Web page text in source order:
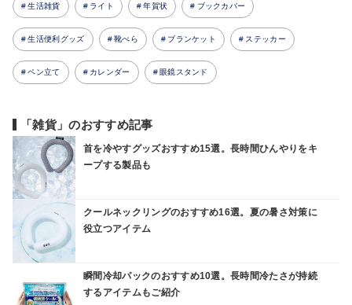
生活雑貨 ライト 年賀状 ブックカバー
生活便利グッズ 靴べら ブランケット ステッカー
ペン立て カレンダー 眼鏡スタンド
「雑貨」のおすすめ記事
首を冷やすグッズおすすめ15選。長時間ひんやりをキ
ープする製品も
クールネックリングのおすすめ16選。夏の暑さ対策に
役立つアイテム
瞬間冷却パックのおすすめ10選。長時間冷たさが持続
するアイテムもご紹介